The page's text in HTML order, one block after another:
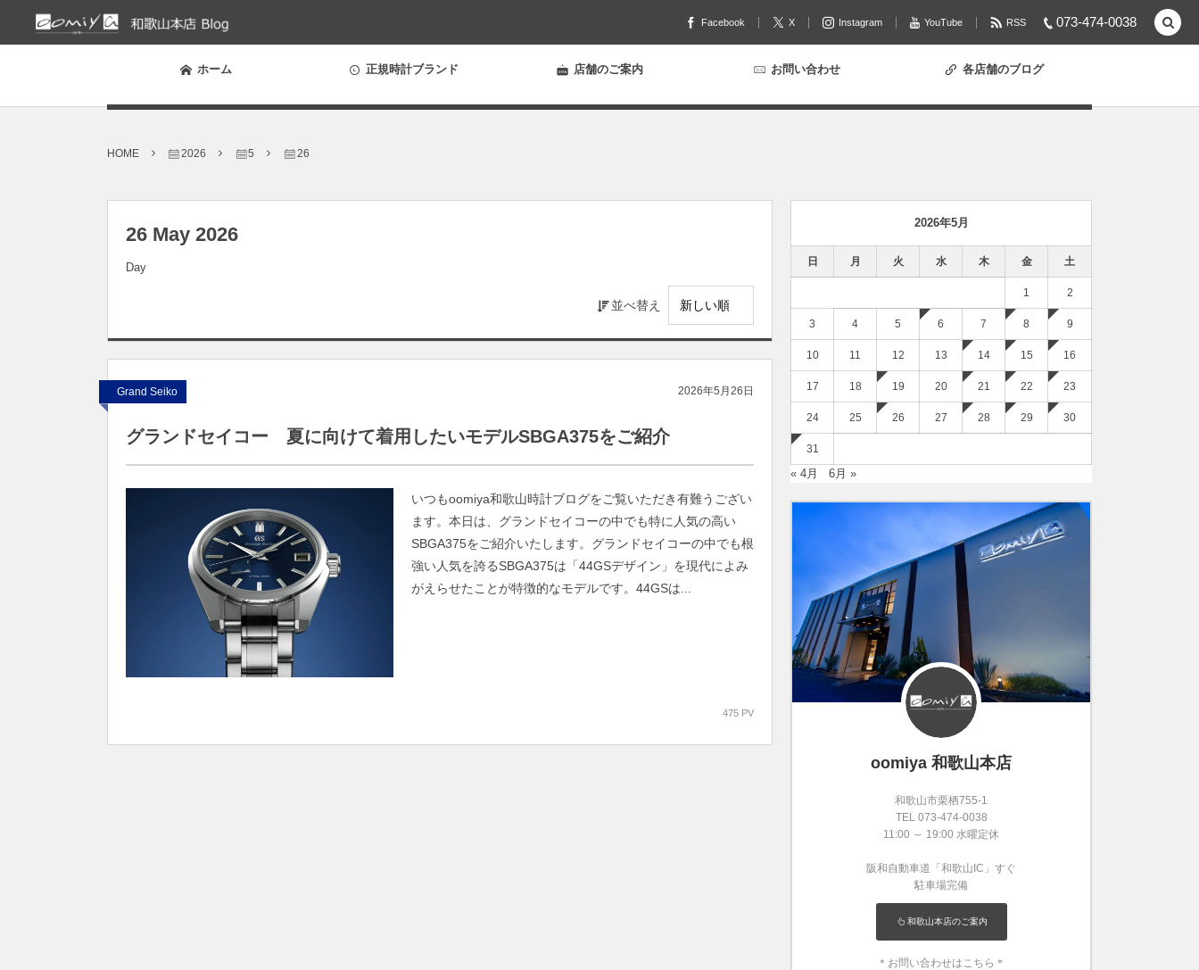
073-474-0038
Facebook X Instagram YouTube RSS
ホーム 正規時計ブランド 店舗のご案内 お問い合わせ 各店舗のブログ
HOME 2026 5 26
26 May 2026
Day
並べ替え
Grand Seiko 2026年5月26日
グランドセイコー 夏に向けて着用したいモデルSBGA375をご紹介
いつもoomiya和歌山時計ブログをご覧いただき有難うござい
ます。本日は、グランドセイコーの中でも特に人気の高い
SBGA375をご紹介いたします。グランドセイコーの中でも根
強い人気を誇るSBGA375は「44GSデザイン」を現代によみ
がえらせたことが特徴的なモデルです。44GSは...
475 PV
2026年5月
日 月 火 水 木 金 土
1 2
3 4 5 6 7 8 9
10 11 12 13 14 15 16
17 18 19 20 21 22 23
24 25 26 27 28 29 30
31
« 4月 6月 »
oomiya 和歌山本店
和歌山市栗栖755-1
TEL 073-474-0038
11:00 ～ 19:00 水曜定休
阪和自動車道「和歌山IC」すぐ
駐車場完備
和歌山本店のご案内
＊お問い合わせはこちら＊